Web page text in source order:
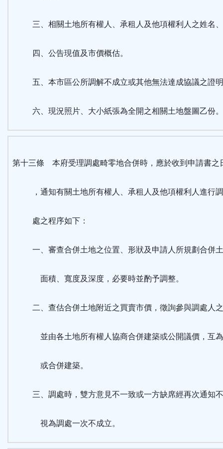
三、相關土地所有權人、承租人及他項權利人之姓名
四、公告現值及市價概估。
五、本市區公所調解不成立或其他無法達成協議之證
六、現況照片、大小紙張為全開之相關土地盤圖乙份。
第十三條 本府受理調處畸零地合併時，應於收到申請書之
，通知有關土地所有權人、承租人及他項權利人進行
處之程序如下：
一、審查合併土地之位置、形狀及申請人所規劃合併
面積、寬度及深度，必要時並酌予調整。
二、查估合併土地附近之買賣市價，徵詢參與調處人
並由各土地所有權人協商合併建築或公開議價，互
或合併建築。
三、調處時，雙方意見不一致或一方缺席經再次通知
視為調處一次不成立。